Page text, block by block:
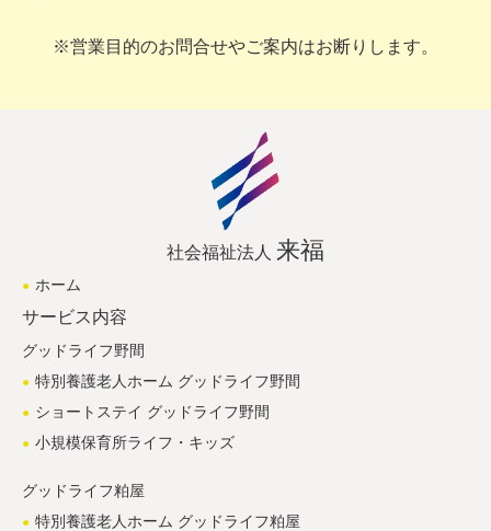
※営業目的のお問合せやご案内はお断りします。
社会福祉法人 来福
ホーム
サービス内容
グッドライフ野間
特別養護老人ホーム グッドライフ野間
ショートステイ グッドライフ野間
小規模保育所ライフ・キッズ
グッドライフ粕屋
特別養護老人ホーム グッドライフ粕屋